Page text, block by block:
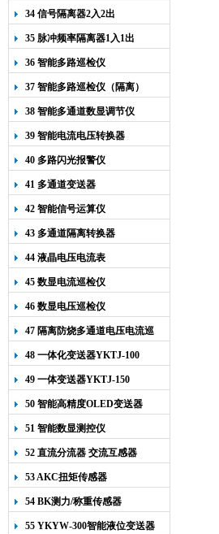
34 信号隔离器2入2出
35 脉冲频率隔离器1入1出
36 智能多路巡检仪
37 智能多路巡检仪（隔离）
38 智能多通道数显调节仪
39 智能电流电压转换器
40 多路闪光报警仪
41 多通道变送器
42 智能信号运算仪
43 多通道隔离转换器
44 液晶电压电流表
45 数显电流巡检仪
46 数显电压巡检仪
47 隔离防烧多通道电压电流巡
检仪
48 一体化变送器YKTJ-100
49 一体变送器YKTJ-150
50 智能高精度OLED变送器
YK-218
51 智能数显测控仪
52 直流分流器 交流互感器
53 AKC扭矩传感器
54 BK测力/称重传感器
55 YKYW-300智能液位变送器